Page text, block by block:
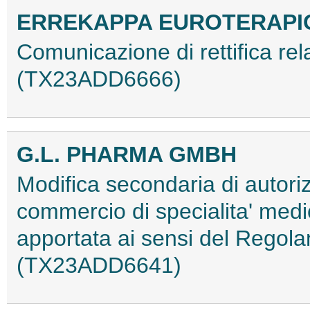
ERREKAPPA
Comunicazione di rettifica
(TX23ADD6666)
G.L. PHARMA GMBH
Modifica secondaria di
commercio di specialita'
apportata ai sensi del
(TX23ADD6641)